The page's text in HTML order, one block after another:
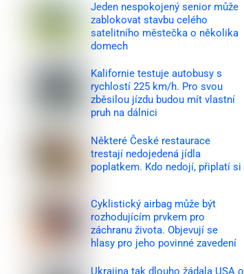
Jeden nespokojený senior může
zablokovat stavbu celého
satelitního městečka o několika
domech
Kalifornie testuje autobusy s
rychlostí 225 km/h. Pro svou
zběsilou jízdu budou mít vlastní
pruh na dálnici
Některé České restaurace
trestají nedojedená jídla
poplatkem. Kdo nedojí, připlatí si
Cyklistický airbag může být
rozhodujícím prvkem pro
záchranu života. Objevují se
hlasy pro jeho povinné zavedení
Ukrajina tak dlouho žádala USA o